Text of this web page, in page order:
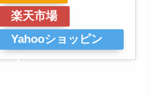
楽天市場
Yahooショッピン
グ